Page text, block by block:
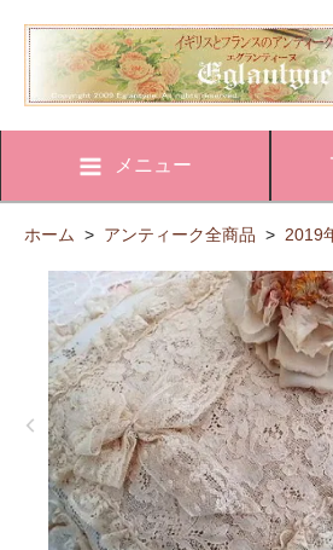
メニュー
ホーム > アンティーク全商品 > 2019